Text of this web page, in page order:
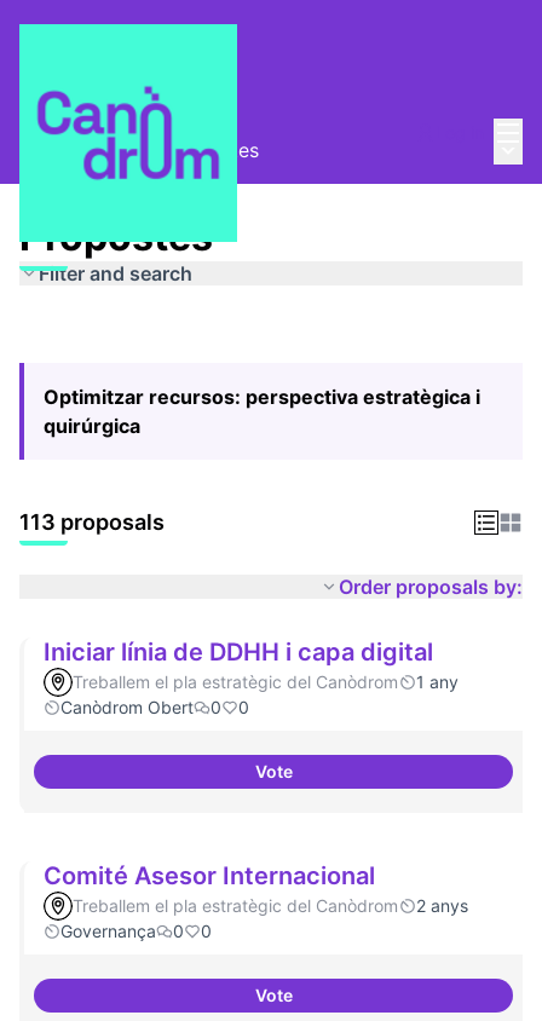
Pla Estratègic Propostes
Propostes
Filter and search
Optimitzar recursos: perspectiva estratègica i
quirúrgica
113 proposals
Order proposals by:
Iniciar línia de DDHH i capa digital
Treballem el pla estratègic del Canòdrom
1 any
Canòdrom Obert
0 0
VoteIniciar línia de DDHH i capa
Comité Asesor Internacional
Treballem el pla estratègic del Canòdrom
2 anys
Governança
0 0
VoteComité Asesor Internacional